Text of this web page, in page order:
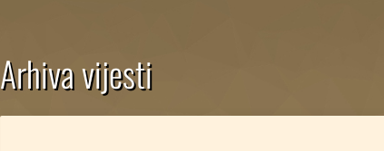
Arhiva vijesti